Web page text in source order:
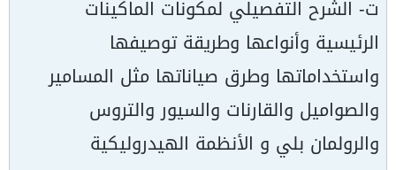
ت- الشرح التفصيلي لمكونات الماكينات
الرئيسية وأنواعها وطريقة توصيفها
واستخداماتها وطرق صياناتها مثل المسامير
والصواميل والقارنات والسيور والتروس
والرولمان بلي و الأنظمة الهيدروليكية